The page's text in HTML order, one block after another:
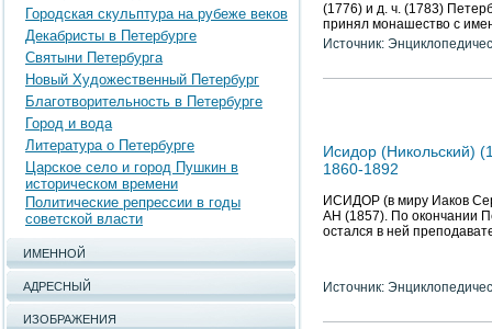
Городская скульптура на рубеже веков
Декабристы в Петербурге
Святыни Петербурга
Новый Художественный Петербург
Благотворительность в Петербурге
Город и вода
Литература о Петербурге
Царское село и город Пушкин в
историческом времени
Политические репрессии в годы
советской власти
ИМЕННОЙ
АДРЕСНЫЙ
ИЗОБРАЖЕНИЯ
(1776) и д. ч. (1783)
принял монашество с
Источник:
Исидор (Никольский)
1860-1892
ИСИДОР (в миру Иаков
АН (1857). По окончании
остался в ней
Источник: